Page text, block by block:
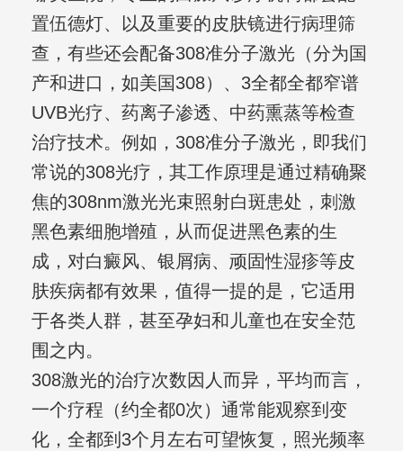
置伍德灯、以及重要的皮肤镜进行病理筛
查，有些还会配备308准分子激光（分为国
产和进口，如美国308）、3全都全都窄谱
UVB光疗、药离子渗透、中药熏蒸等检查
治疗技术。例如，308准分子激光，即我们
常说的308光疗，其工作原理是通过精确聚
焦的308nm激光光束照射白斑患处，刺激
黑色素细胞增殖，从而促进黑色素的生
成，对白癜风、银屑病、顽固性湿疹等皮
肤疾病都有效果，值得一提的是，它适用
于各类人群，甚至孕妇和儿童也在安全范
围之内。
308激光的治疗次数因人而异，平均而言，
一个疗程（约全都0次）通常能观察到变
化，全都到3个月左右可望恢复，照光频率